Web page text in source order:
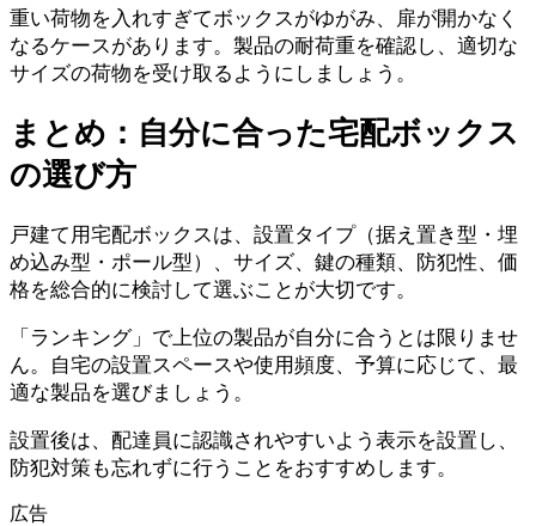
重い荷物を入れすぎてボックスがゆがみ、扉が開かなく
なるケースがあります。製品の耐荷重を確認し、適切な
サイズの荷物を受け取るようにしましょう。
まとめ：自分に合った宅配ボックス
の選び方
戸建て用宅配ボックスは、設置タイプ（据え置き型・埋
め込み型・ポール型）、サイズ、鍵の種類、防犯性、価
格を総合的に検討して選ぶことが大切です。
「ランキング」で上位の製品が自分に合うとは限りませ
ん。自宅の設置スペースや使用頻度、予算に応じて、最
適な製品を選びましょう。
設置後は、配達員に認識されやすいよう表示を設置し、
防犯対策も忘れずに行うことをおすすめします。
広告